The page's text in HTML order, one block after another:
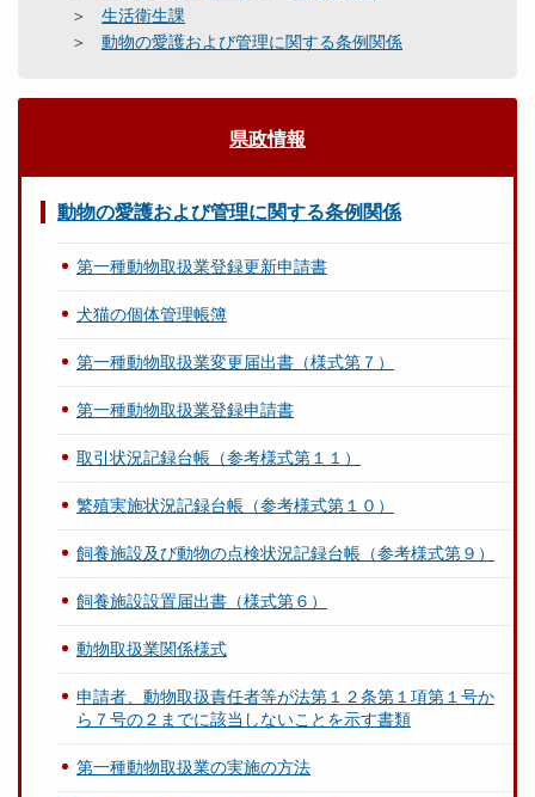
生活衛生課
動物の愛護および管理に関する条例関係
県政情報
動物の愛護および管理に関する条例関係
第一種動物取扱業登録更新申請書
犬猫の個体管理帳簿
第一種動物取扱業変更届出書（様式第７）
第一種動物取扱業登録申請書
取引状況記録台帳（参考様式第１１）
繁殖実施状況記録台帳（参考様式第１０）
飼養施設及び動物の点検状況記録台帳（参考様式第９）
飼養施設設置届出書（様式第６）
動物取扱業関係様式
申請者、動物取扱責任者等が法第１２条第１項第１号か
ら７号の２までに該当しないことを示す書類
第一種動物取扱業の実施の方法